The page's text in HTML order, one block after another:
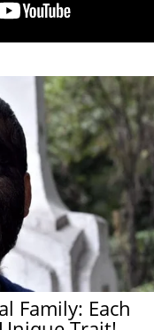
Family: Each